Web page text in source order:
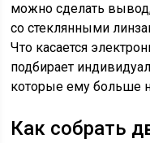
можно сделать
со стеклянными
Что касается
подбирает
которые ему больше
Как собрать